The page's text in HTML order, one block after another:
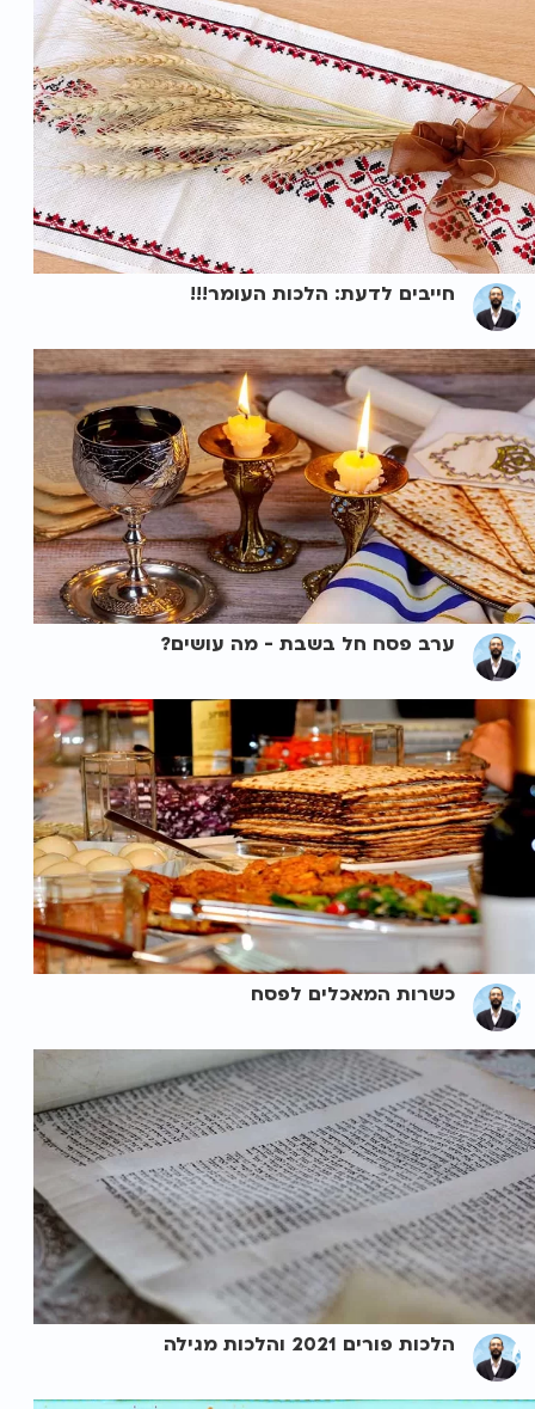
חייבים לדעת: הלכות העומר!!!
ערב פסח חל בשבת - מה עושים?
כשרות המאכלים לפסח
הלכות פורים 2021 והלכות מגילה